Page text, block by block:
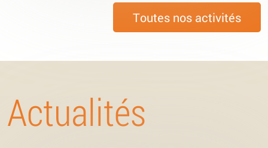
Toutes nos activités
Actualités